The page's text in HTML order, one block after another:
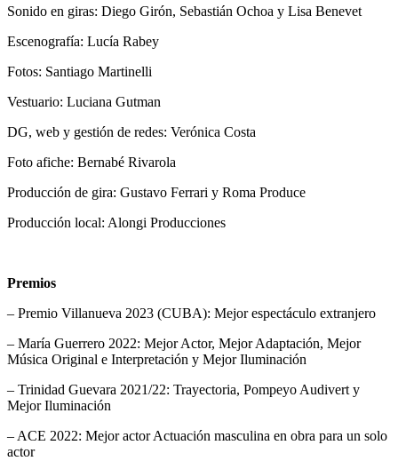
Sonido en giras: Diego Girón, Sebastián Ochoa y Lisa Benevet
Escenografía: Lucía Rabey
Fotos: Santiago Martinelli
Vestuario: Luciana Gutman
DG, web y gestión de redes: Verónica Costa
Foto afiche: Bernabé Rivarola
Producción de gira: Gustavo Ferrari y Roma Produce
Producción local: Alongi Producciones
Premios
– Premio Villanueva 2023 (CUBA): Mejor espectáculo extranjero
– María Guerrero 2022: Mejor Actor, Mejor Adaptación, Mejor
Música Original e Interpretación y Mejor Iluminación
– Trinidad Guevara 2021/22: Trayectoria, Pompeyo Audivert y
Mejor Iluminación
– ACE 2022: Mejor actor Actuación masculina en obra para un solo
actor